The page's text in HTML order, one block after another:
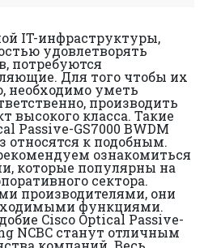
IT-инфраструктуры,
удовлетворять
потребуются
Для того чтобы их
необходимо уметь
производить
высокого класса. Такие
Passive-GS7000 BWDM
относятся к подобным.
ознакомиться
которые популярны на
сектора.
производителями, они
функциями.
Cisco Optical Passive-
NCBC станут отличным